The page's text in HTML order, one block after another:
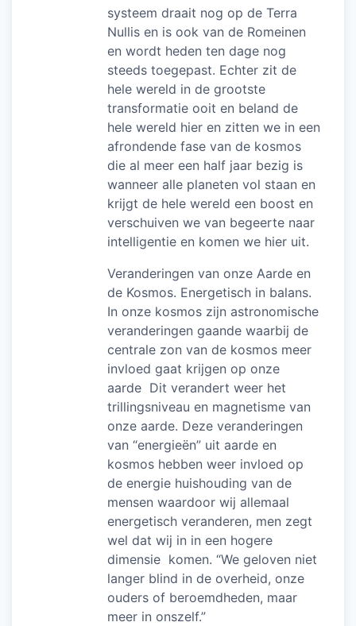
systeem draait nog op de Terra
Nullis en is ook van de Romeinen
en wordt heden ten dage nog
steeds toegepast. Echter zit de
hele wereld in de grootste
transformatie ooit en beland de
hele wereld hier en zitten we in een
afrondende fase van de kosmos
die al meer een half jaar bezig is
wanneer alle planeten vol staan en
krijgt de hele wereld een boost en
verschuiven we van begeerte naar
intelligentie en komen we hier uit.
Veranderingen van onze Aarde en
de Kosmos. Energetisch in balans.
In onze kosmos zijn astronomische
veranderingen gaande waarbij de
centrale zon van de kosmos meer
invloed gaat krijgen op onze
aarde Dit verandert weer het
trillingsniveau en magnetisme van
onze aarde. Deze veranderingen
van “energieën” uit aarde en
kosmos hebben weer invloed op
de energie huishouding van de
mensen waardoor wij allemaal
energetisch veranderen, men zegt
wel dat wij in in een hogere
dimensie komen. “We geloven niet
langer blind in de overheid, onze
ouders of beroemdheden, maar
meer in onszelf.”